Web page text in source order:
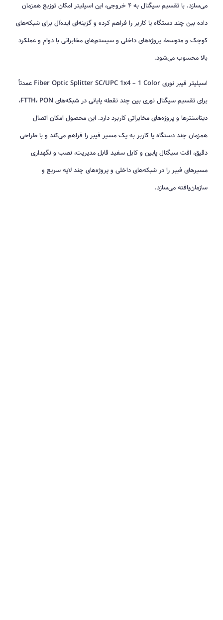
می‌سازد. با تقسیم سیگنال به ۴ خروجی، این اسپلیتر امکان توزیع همزمان
داده بین چند دستگاه یا کاربر را فراهم کرده و گزینه‌ای ایده‌آل برای شبکه‌های
کوچک و متوسط، پروژه‌های داخلی و سیستم‌های مخابراتی با دوام و عملکرد
بالا محسوب می‌شود.
اسپلیتر فیبر نوری Fiber Optic Splitter SC/UPC 1x4 – 1 Color عمدتاً
برای تقسیم سیگنال نوری بین چند نقطه پایانی در شبکه‌های FTTH، PON،
دیتاسنترها و پروژه‌های مخابراتی کاربرد دارد. این محصول امکان اتصال
همزمان چند دستگاه یا کاربر به یک مسیر فیبر را فراهم می‌کند و با طراحی
دقیق، افت سیگنال پایین و کابل سفید قابل مدیریت، نصب و نگهداری
مسیرهای فیبر را در شبکه‌های داخلی و پروژه‌های چند لایه سریع و
سازمان‌یافته می‌سازد.